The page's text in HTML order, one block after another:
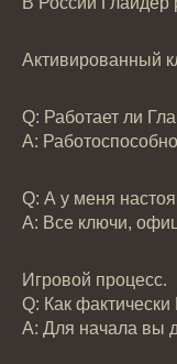
Активированный
Q: Работает ли
А:
Q: А у меня
А: Все ключи,
Игровой процесс.
Q: Как
А: Для начала вы